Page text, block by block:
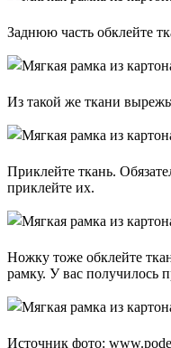
Заднюю часть обклейте
Из такой же ткани
Приклейте ткань.
приклейте их.
Ножку тоже обклейте
рамку. У вас получилось
Источник фото: